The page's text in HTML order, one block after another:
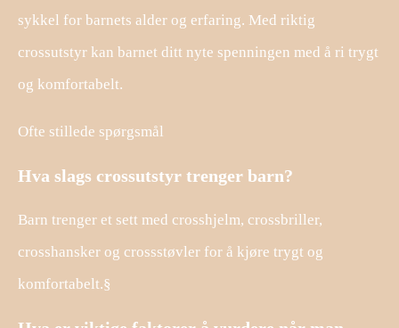
sykkel for barnets alder og erfaring. Med riktig
crossutstyr kan barnet ditt nyte spenningen med å ri trygt
og komfortabelt.
Ofte stillede spørgsmål
Hva slags crossutstyr trenger barn?
Barn trenger et sett med crosshjelm, crossbriller,
crosshansker og crossstøvler for å kjøre trygt og
komfortabelt.§